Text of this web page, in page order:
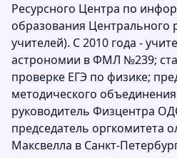
Ресурсного Центра по
образования Центрального
учителей). С 2010 года -
астрономии в ФМЛ №239;
проверке ЕГЭ по физике;
методического
руководитель Физцентра
председатель оргкомитета
Максвелла в Санкт-